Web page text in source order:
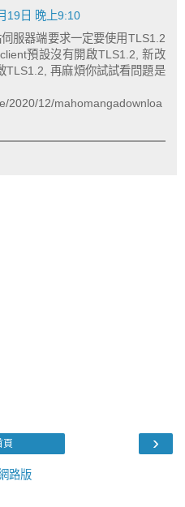
19日 晚上9:10
服器端要求一定要使用TLS1.2
預設沒有開啟TLS1.2, 新改
TLS1.2, 再麻煩你試試看問題是
2020/12/mahomangadownloa
›
頁
路版